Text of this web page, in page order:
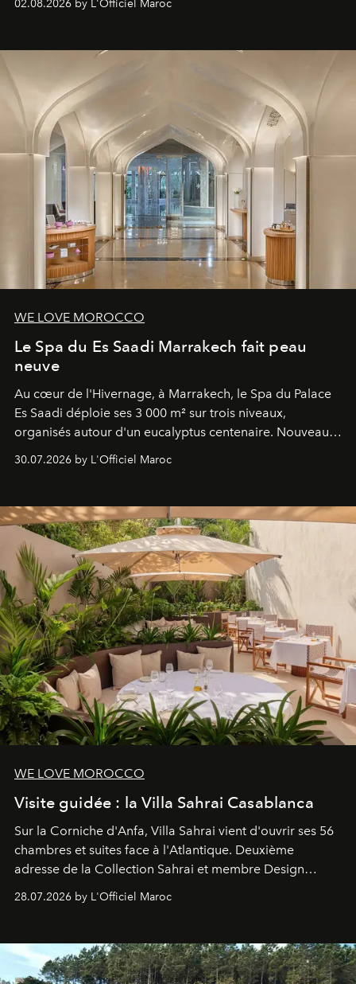
02.08.2026 by L'Officiel Maroc
WE LOVE MOROCCO
Le Spa du Es Saadi Marrakech fait peau
neuve
Au cœur de l'Hivernage, à Marrakech, le Spa du Palace
Es Saadi déploie ses 3 000 m² sur trois niveaux,
organisés autour d'un eucalyptus centenaire. Nouveau
neuro-cosmétique, parcours thermal et studio dédié au
entièreté, entre science des émotions et rituels
reposants.
30.07.2026 by L'Officiel Maroc
WE LOVE MOROCCO
Visite guidée : la Villa Sahrai Casablanca
Sur la Corniche d'Anfa, Villa Sahrai vient d'ouvrir ses 56
chambres et suites face à l'Atlantique. Deuxième
adresse de la Collection Sahrai et membre Design
Pillet promet un lieu de vie complet. On y a déjeuné…
28.07.2026 by L'Officiel Maroc